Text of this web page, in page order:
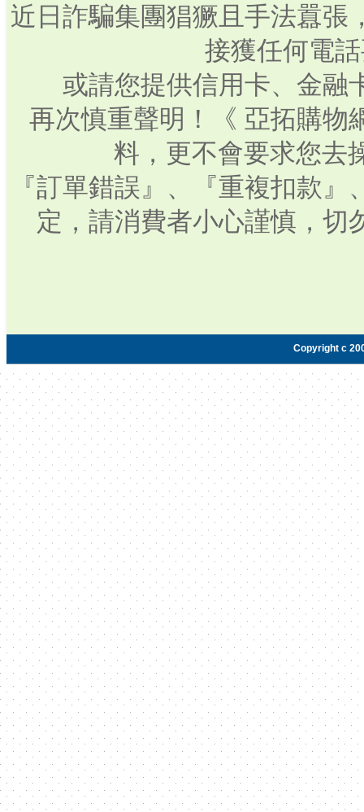
近日詐騙集團猖獗且手法囂張
接獲任何電
或請您提供信用卡、金融
再次慎重聲明！《 亞拓購物
料，更不會要求您去
『訂單錯誤』、『重複扣款
定，請消費者小心謹慎，切
Copyright c